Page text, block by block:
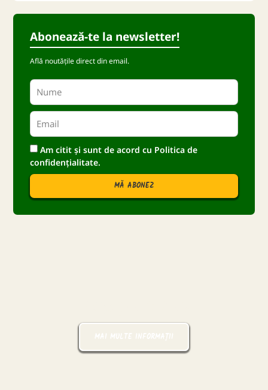
Abonează-te la newsletter!
Află noutățile direct din email.
Am citit și sunt de acord cu Politica de
confidențialitate.
MĂ ABONEZ
MAI MULTE INFORMAȚII